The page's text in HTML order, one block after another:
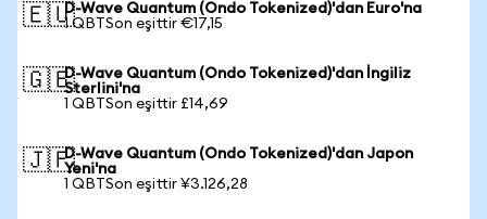
🇪🇺D-Wave Quantum (Ondo Tokenized)'dan Euro'na
1 QBTSon eşittir €17,15
🇬🇧D-Wave Quantum (Ondo Tokenized)'dan İngiliz
Sterlini'na
1 QBTSon eşittir £14,69
🇯🇵D-Wave Quantum (Ondo Tokenized)'dan Japon
Yeni'na
1 QBTSon eşittir ¥3.126,28